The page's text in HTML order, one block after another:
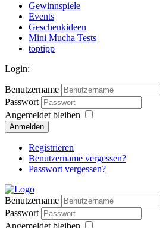
Gewinnspiele
Events
Geschenkideen
Mini Mucha Tests
toptipp
Login:
Benutzername
Passwort
Angemeldet bleiben
Anmelden
Registrieren
Benutzername vergessen?
Passwort vergessen?
Benutzername
Passwort
Angemeldet bleiben